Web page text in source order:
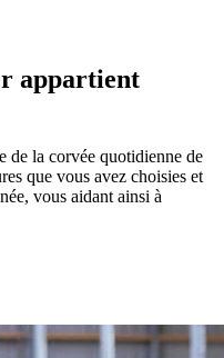
appartient
la corvée quotidienne de
que vous avez choisies et
vous aidant ainsi à